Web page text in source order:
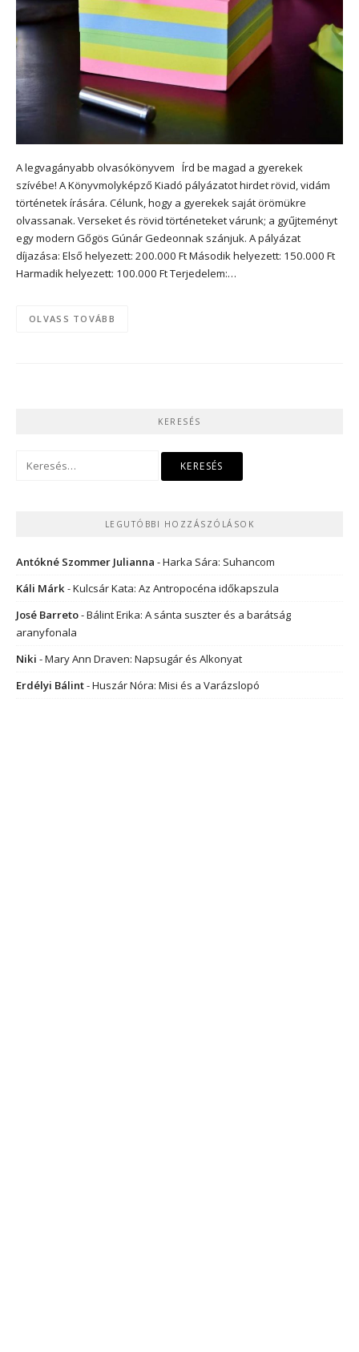
A legvagányabb olvasókönyvem Írd be magad a gyerekek
szívébe! A Könyvmolyképző Kiadó pályázatot hirdet rövid, vidám
történetek írására. Célunk, hogy a gyerekek saját örömükre
olvassanak. Verseket és rövid történeteket várunk; a gyűjteményt
egy modern Gőgös Gúnár Gedeonnak szánjuk. A pályázat
díjazása: Első helyezett: 200.000 Ft Második helyezett: 150.000 Ft
Harmadik helyezett: 100.000 Ft Terjedelem:…
OLVASS TOVÁBB
KERESÉS
LEGUTÓBBI HOZZÁSZÓLÁSOK
Antókné Szommer Julianna -Harka Sára: Suhancom
Káli Márk-Kulcsár Kata: Az Antropocéna időkapszula
José Barreto-Bálint Erika: A sánta suszter és a barátság
aranyfonala
Niki -Mary Ann Draven: Napsugár és Alkonyat
Erdélyi Bálint-Huszár Nóra: Misi és a Varázslopó